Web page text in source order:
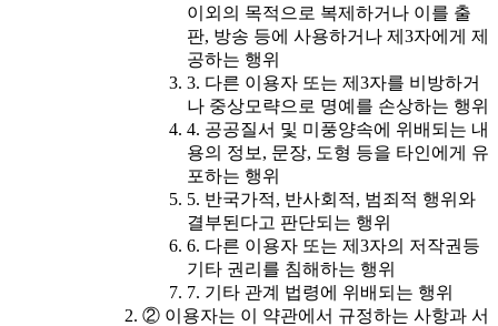
이외의 목적으로 복제하거나 이를 출
판, 방송 등에 사용하거나 제3자에게 제
공하는 행위
3. 다른 이용자 또는 제3자를 비방하거
나 중상모략으로 명예를 손상하는 행위
4. 공공질서 및 미풍양속에 위배되는 내
용의 정보, 문장, 도형 등을 타인에게 유
포하는 행위
5. 반국가적, 반사회적, 범죄적 행위와
결부된다고 판단되는 행위
6. 다른 이용자 또는 제3자의 저작권등
기타 권리를 침해하는 행위
7. 기타 관계 법령에 위배되는 행위
② 이용자는 이 약관에서 규정하는 사항과 서